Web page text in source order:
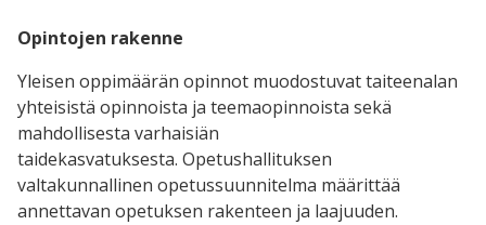
Opintojen rakenne
Yleisen oppimäärän opinnot muodostuvat taiteenalan
yhteisistä opinnoista ja teemaopinnoista sekä
mahdollisesta varhaisiän
taidekasvatuksesta. Opetushallituksen
valtakunnallinen opetussuunnitelma määrittää
annettavan opetuksen rakenteen ja laajuuden.